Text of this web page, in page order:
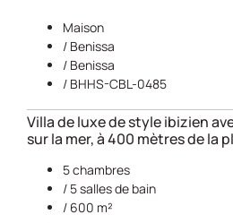
Maison
/ Benissa
/ Benissa
/ BHHS-CBL-0485
Villa de luxe de style ibizien
sur la mer, à 400 mètres de la
5 chambres
/ 5 salles de bain
/ 600 m²